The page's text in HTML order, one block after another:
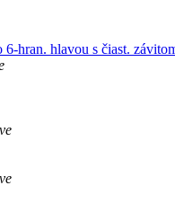
hran. hlavou s čiast.